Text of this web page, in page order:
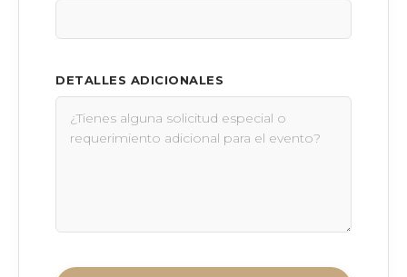
DETALLES ADICIONALES